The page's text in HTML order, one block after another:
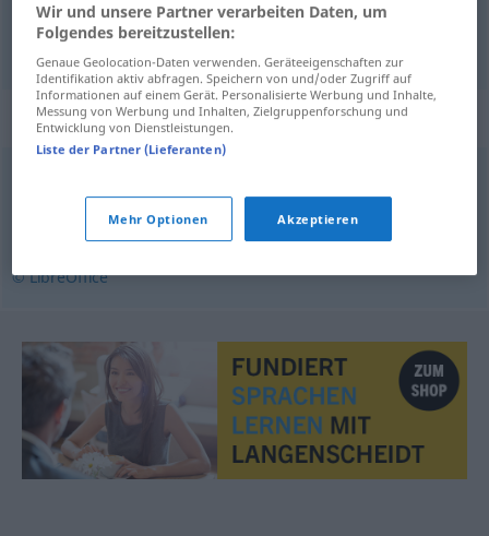
Ähnlichkeitf likhet
Synonyme für "likhet"
enighet,gjenklang ,likevekt,overensstemmelse
© LibreOffice
Wir und unsere Partner verarbeiten Daten, um
Folgendes bereitzustellen:
Genaue Geolocation-Daten verwenden. Geräteeigenschaften zur
Identifikation aktiv abfragen. Speichern von und/oder Zugriff auf
Informationen auf einem Gerät. Personalisierte Werbung und Inhalte,
Messung von Werbung und Inhalten, Zielgruppenforschung und
Entwicklung von Dienstleistungen.
Liste der Partner (Lieferanten)
Mehr Optionen Akzeptieren